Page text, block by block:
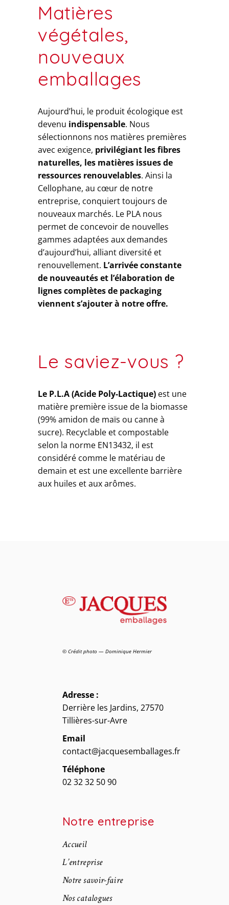
Matières
végétales,
nouveaux
emballages
Aujourd’hui, le produit écologique est
devenu indispensable. Nous
sélectionnons nos matières premières
avec exigence, privilégiant les fibres
naturelles, les matières issues de
ressources renouvelables. Ainsi la
Cellophane, au cœur de notre
entreprise, conquiert toujours de
nouveaux marchés. Le PLA nous
permet de concevoir de nouvelles
gammes adaptées aux demandes
d’aujourd’hui, alliant diversité et
renouvellement. L’arrivée constante
de nouveautés et l’élaboration de
lignes complètes de packaging
viennent s’ajouter à notre offre.
Le saviez-vous ?
Le P.L.A (Acide Poly-Lactique) est une
matière première issue de la biomasse
(99% amidon de maïs ou canne à
sucre). Recyclable et compostable
selon la norme EN13432, il est
considéré comme le matériau de
demain et est une excellente barrière
aux huiles et aux arômes.
© Crédit photo — Dominique Hermier
Adresse :
Derrière les Jardins, 27570
Tillières-sur-Avre
Email
contact@jacquesemballages.fr
Téléphone
02 32 32 50 90
Notre entreprise
Accueil
L’entreprise
Notre savoir-faire
Nos catalogues